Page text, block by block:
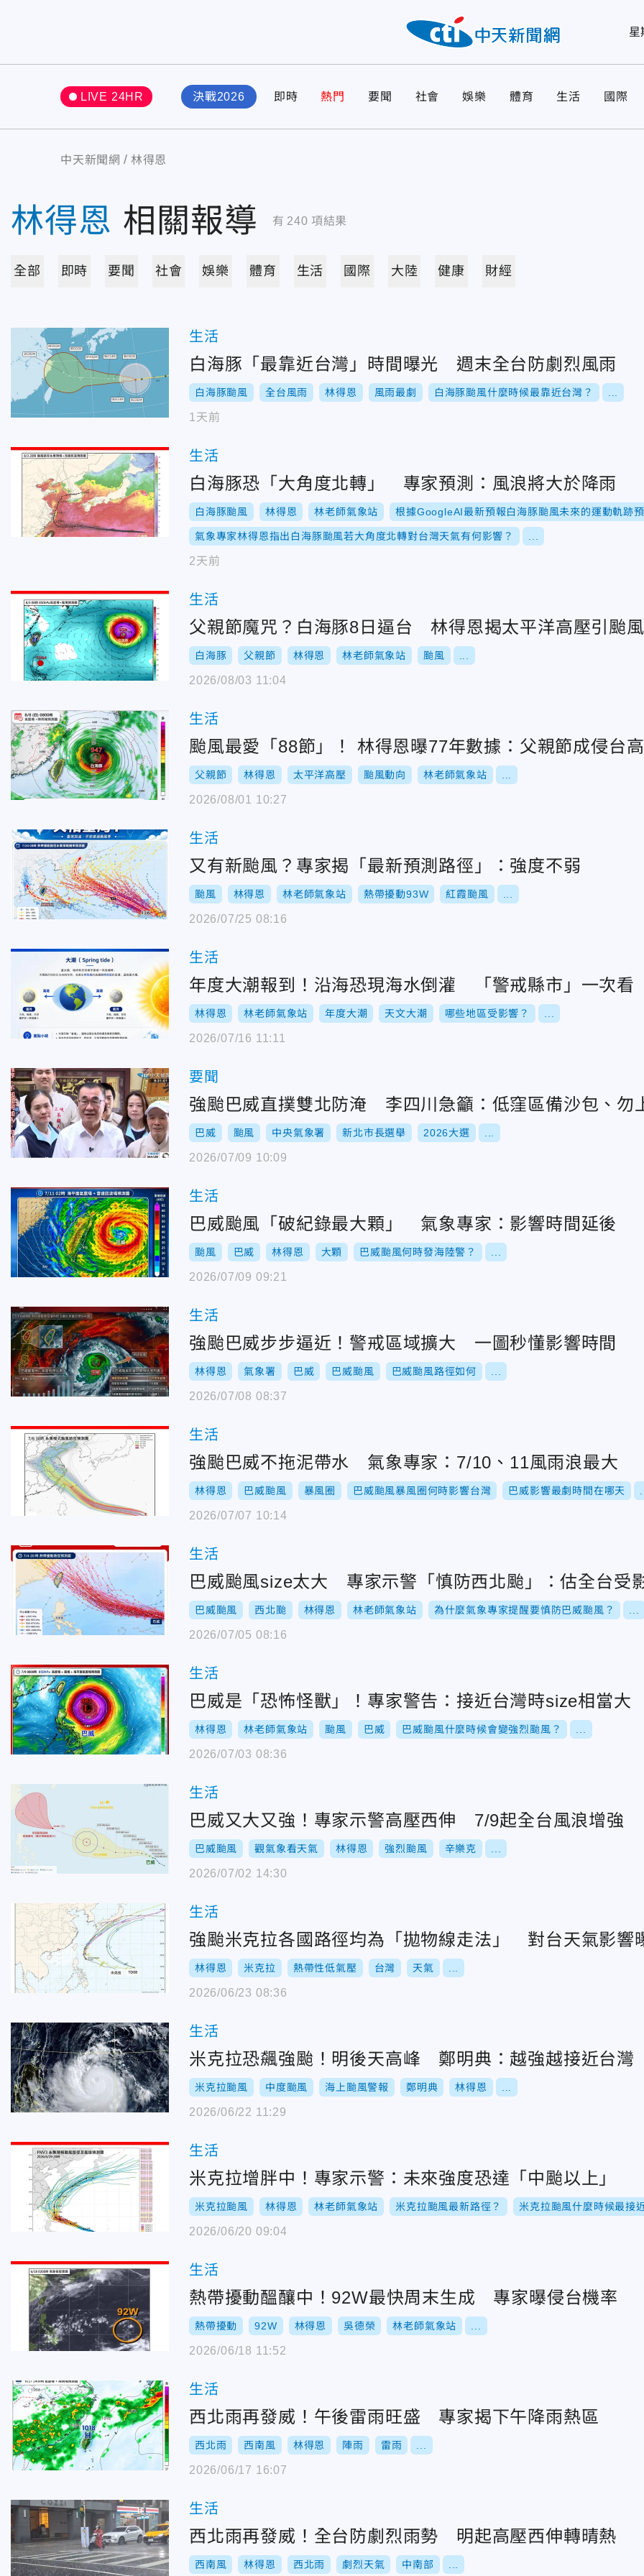
星
LIVE 24HR 決戰2026 即時 熱門 要聞 社會 娛樂 體育 生活 國際
中天新聞網 林得恩
林得恩 相關報導 有 240 項結果
全部 即時 要聞 社會 娛樂 體育 生活 國際 大陸 健康 財經
生活
白海豚「最靠近台灣」時間曝光 週末全台防劇烈風雨
白海豚颱風 全台風雨 林得恩 風雨最劇 白海豚颱風什麼時候最靠近台灣？
1天前
生活
白海豚恐「大角度北轉」 專家預測：風浪將大於降雨
白海豚颱風 林得恩 林老師氣象站 根據GoogleAI最新預報白海豚颱風未來的運動軌跡
氣象專家林得恩指出白海豚颱風若大角度北轉對台灣天氣有何影響？
2天前
生活
父親節魔咒？白海豚8日逼台 林得恩揭太平洋高壓引颱風
白海豚 父親節 林得恩 林老師氣象站 颱風
2026/08/03 11:04
生活
颱風最愛「88節」！ 林得恩曝77年數據：父親節成侵台
父親節 林得恩 太平洋高壓 颱風動向 林老師氣象站
2026/08/01 10:27
生活
又有新颱風？專家揭「最新預測路徑」：強度不弱
颱風 林得恩 林老師氣象站 熱帶擾動93W 紅霞颱風
2026/07/25 08:16
生活
年度大潮報到！沿海恐現海水倒灌 「警戒縣市」一次看
林得恩 林老師氣象站 年度大潮 天文大潮 哪些地區受影響？
2026/07/16 11:11
要聞
強颱巴威直撲雙北防淹 李四川急籲：低窪區備沙包、勿
巴威 颱風 中央氣象署 新北市長選舉 2026大選
2026/07/09 10:09
生活
巴威颱風「破紀錄最大顆」 氣象專家：影響時間延後
颱風 巴威 林得恩 大顆 巴威颱風何時發海陸警？
2026/07/09 09:21
生活
強颱巴威步步逼近！警戒區域擴大 一圖秒懂影響時間
林得恩 氣象署 巴威 巴威颱風 巴威颱風路徑如何
2026/07/08 08:37
生活
強颱巴威不拖泥帶水 氣象專家：7/10、11風雨浪最大
林得恩 巴威颱風 暴風圈 巴威颱風暴風圈何時影響台灣 巴威影響最劇時間在哪天
2026/07/07 10:14
生活
巴威颱風size太大 專家示警「慎防西北颱」：估全台受
巴威颱風 西北颱 林得恩 林老師氣象站 為什麼氣象專家提醒要慎防巴威颱風？
2026/07/05 08:16
生活
巴威是「恐怖怪獸」！專家警告：接近台灣時size相當大
林得恩 林老師氣象站 颱風 巴威 巴威颱風什麼時候會變強烈颱風？
2026/07/03 08:36
生活
巴威又大又強！專家示警高壓西伸 7/9起全台風浪增強
巴威颱風 觀氣象看天氣 林得恩 強烈颱風 辛樂克
2026/07/02 14:30
生活
強颱米克拉各國路徑均為「拋物線走法」 對台天氣影響
林得恩 米克拉 熱帶性低氣壓 台灣 天氣
2026/06/23 08:36
生活
米克拉恐飆強颱！明後天高峰 鄭明典：越強越接近台灣
米克拉颱風 中度颱風 海上颱風警報 鄭明典 林得恩
2026/06/22 11:29
生活
米克拉增胖中！專家示警：未來強度恐達「中颱以上」
米克拉颱風 林得恩 林老師氣象站 米克拉颱風最新路徑？ 米克拉颱風什麼時候最接
2026/06/20 09:04
生活
熱帶擾動醞釀中！92W最快周末生成 專家曝侵台機率
熱帶擾動 92W 林得恩 吳德榮 林老師氣象站
2026/06/18 11:52
生活
西北雨再發威！午後雷雨旺盛 專家揭下午降雨熱區
西北雨 西南風 林得恩 陣雨 雷雨
2026/06/17 16:07
生活
西北雨再發威！全台防劇烈雨勢 明起高壓西伸轉晴熱
西南風 林得恩 西北雨 劇烈天氣 中南部